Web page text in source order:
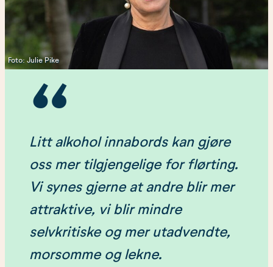
Foto: Julie Pike
Litt alkohol innabords kan gjøre
oss mer tilgjengelige for flørting.
Vi synes gjerne at andre blir mer
attraktive, vi blir mindre
selvkritiske og mer utadvendte,
morsomme og lekne.